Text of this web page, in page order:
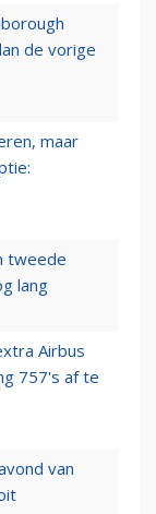
de vorige
maar
tweede
lang
Airbus
757's af te
van